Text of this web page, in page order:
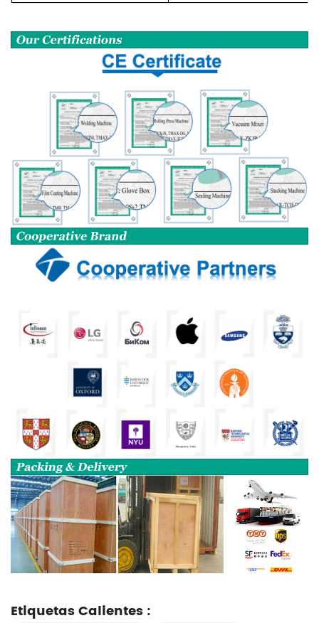
Etiquetas Calientes :